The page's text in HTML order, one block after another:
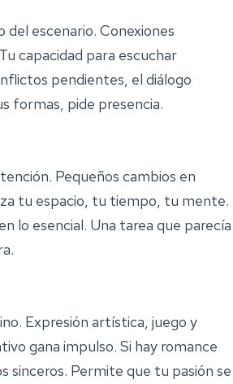
del escenario. Conexiones
capacidad para escuchar
pendientes, el diálogo
formas, pide presencia.
Pequeños cambios en
tu espacio, tu tiempo, tu mente.
lo esencial. Una tarea que parecía
Expresión artística, juego y
gana impulso. Si hay romance
sinceros. Permite que tu pasión se